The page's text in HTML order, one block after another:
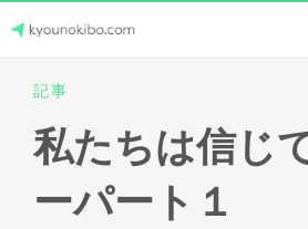
content
Japanese Journey Online
記事
私たちは信じ
ーパート１